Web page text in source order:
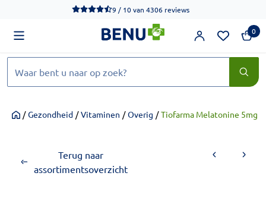
We werken momenteel hard aan het verbeteren van de
9 / 10van 4306 reviews
0
Home
/ Gezondheid / Vitaminen / Overig / Tiofarma Melatonine 5mg
Terug naar
assortimentsoverzicht